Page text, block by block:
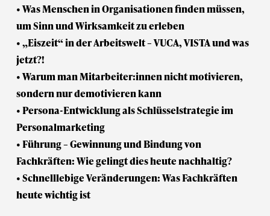
• Was Menschen in Organisationen finden müssen,
um Sinn und Wirksamkeit zu erleben
• „Eiszeit“ in der Arbeitswelt – VUCA, VISTA und was
jetzt?!
• Warum man Mitarbeiter:innen nicht motivieren,
sondern nur demotivieren kann
• Persona-Entwicklung als Schlüsselstrategie im
Personalmarketing
• Führung – Gewinnung und Bindung von
Fachkräften: Wie gelingt dies heute nachhaltig?
• Schnelllebige Veränderungen: Was Fachkräften
heute wichtig ist